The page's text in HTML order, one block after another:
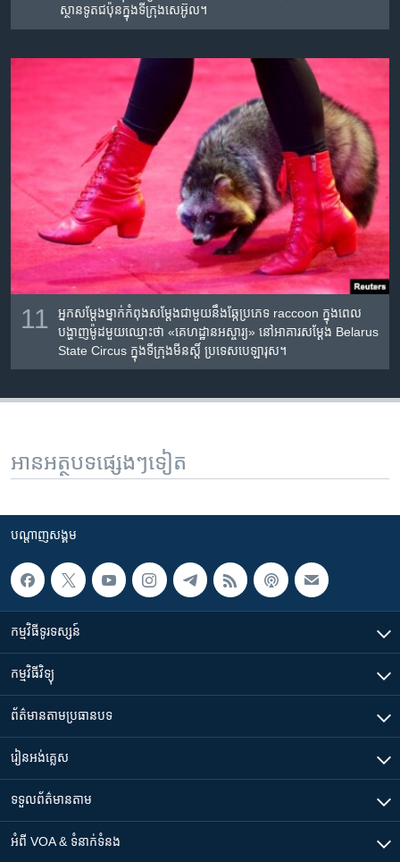
ស្ថាន​ទូត​ជប៉ុន​ក្នុង​ទីក្រុង​សេអ៊ូល។
11
អ្នក​សម្ដែង​ម្នាក់​កំពុង​សម្ដែង​ជាមួយ​នឹង​ឆ្កែ​​ប្រភេទ raccoon ក្នុង​ពេល​
បង្ហាញ​ម៉ូដ​មួយ​ឈ្មោះ​ថា «គេហដ្ឋាន​អស្ចារ្យ» នៅ​អាគារ​សម្ដែង​ Belarus
State Circus ក្នុង​ទីក្រុង​មីនស្តិ៍ ប្រទេស​បេឡារុស។
អានអត្ថបទផ្សេងៗទៀត
បណ្តាញ​សង្គម
កម្មវិធី​ទូរទស្សន៍
កម្មវិធី​វិទ្យុ
ព័ត៌មាន​តាមប្រធានបទ​
រៀន​​អង់គ្លេស
ទទួល​ព័ត៌មាន​តាម
អំពី​ VOA & ទំនាក់ទំនង